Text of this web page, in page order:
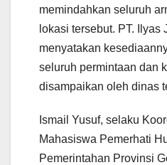
memindahkan seluruh
lokasi tersebut. PT. Ilyas
menyatakan
seluruh permintaan dan
disampaikan oleh dinas
Ismail Yusuf, selaku
Mahasiswa Pemerhati
Pemerintahan Provinsi